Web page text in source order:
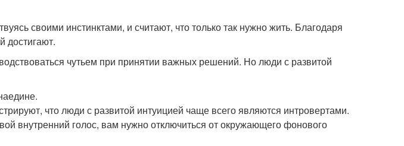
своими инстинктами, и считают, что только так нужно жить. Благодаря
достигают.
чутьем при принятии важных решений. Но люди с развитой
что люди с развитой интуицией чаще всего являются интровертами.
внутренний голос, вам нужно отключиться от окружающего фонового